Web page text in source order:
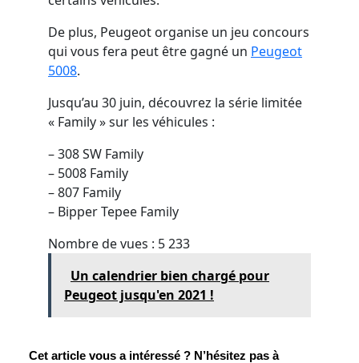
De plus, Peugeot organise un jeu concours
qui vous fera peut être gagné un Peugeot
5008.
Jusqu’au 30 juin, découvrez la série limitée
« Family » sur les véhicules :
– 308 SW Family
– 5008 Family
– 807 Family
– Bipper Tepee Family
Nombre de vues : 5 233
Un calendrier bien chargé pour
Peugeot jusqu'en 2021 !
Cet article vous a intéressé ? N’hésitez pas à